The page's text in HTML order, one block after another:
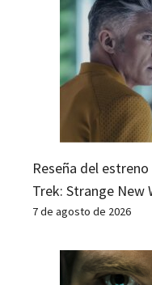
Reseña del
Trek: Strange New
7 de agosto de 2026